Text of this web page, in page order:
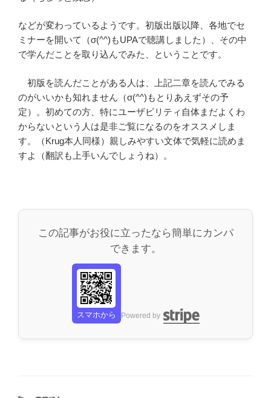
などが変わっているようです。初版出版以降、各地でセ
ミナーを開いて（σ(^^)もUPAで聴講しました）、その中
で学んだことを取り込んでみた、ということです。
初版を読んだことがある人は、上記二章を読んでみる
のがいいかも知れません（σ(^^)もとりあえずその予
定）。初めての方、特にユーザビリティ自体まだよくわ
からないという人は是非ご覧になるのをオススメしま
す。（Krug本人同様）親しみやすい文体で気軽に読めま
すよ（翻訳も上手いんでしょうね）。
この記事がお役に立ったなら簡単にカンパ
できます。
スマホから Powered by